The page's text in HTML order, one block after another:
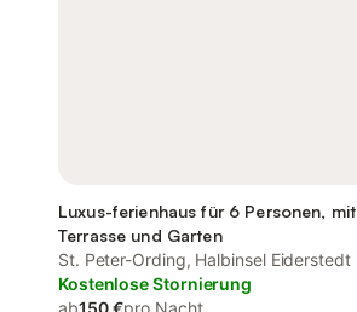
Luxus-ferienhaus für 6 Personen, mit
Terrasse und Garten
St. Peter-Ording, Halbinsel Eiderstedt
Kostenlose Stornierung
ab150 €pro Nacht